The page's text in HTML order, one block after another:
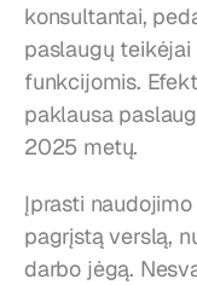
konsultantai,
paslaugų
funkcijomis.
paklausa
2025 metų.
Įprasti
pagrįstą verslą,
darbo jėgą.